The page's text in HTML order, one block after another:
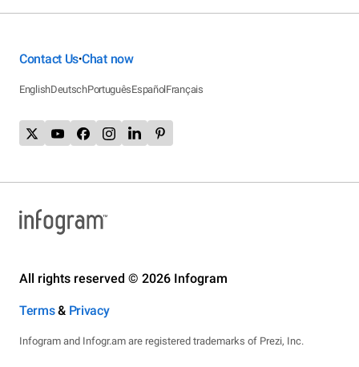
Contact Us•Chat now
EnglishDeutschPortuguêsEspañolFrançais
All rights reserved © 2026 Infogram
Terms& Privacy
Infogram and Infogr.am are registered trademarks of Prezi, Inc.